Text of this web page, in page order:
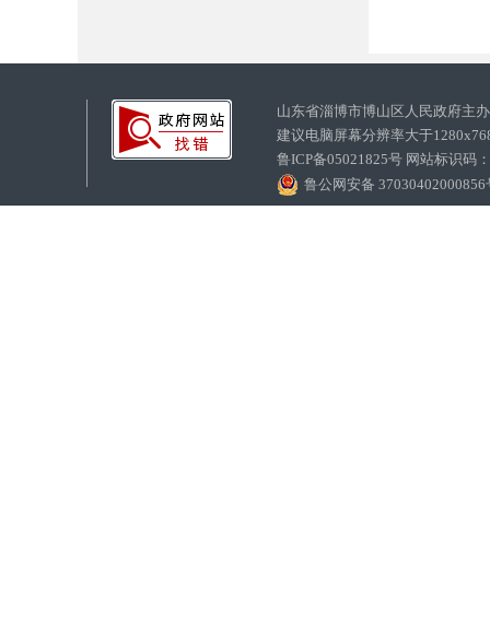
山东省淄博市博山区人民政府
建议电脑屏幕分辨率大于
鲁ICP备05021825号 网站标识码
鲁公网安备 37030402000856